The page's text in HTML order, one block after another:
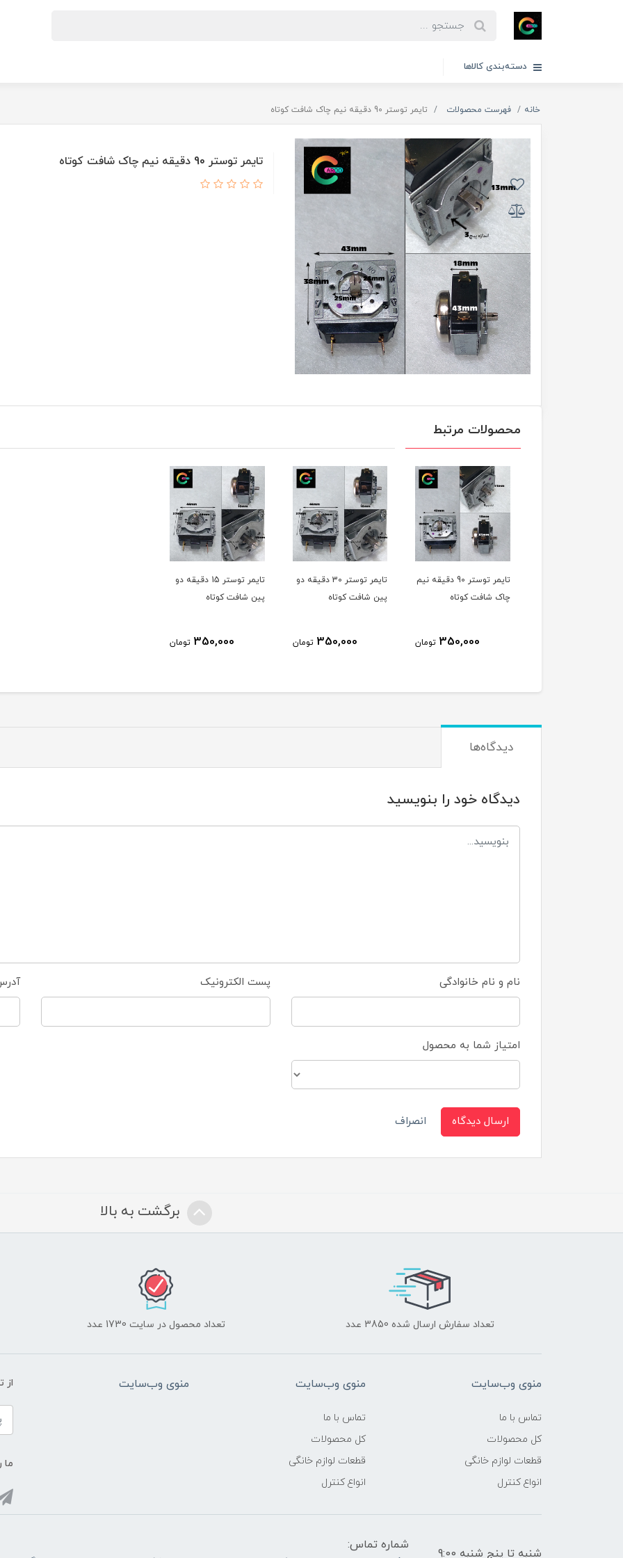
دسته‌بندی کالاها
خانه فهرست محصولات تایمر توستر 90 دقیقه نیم چاک شافت کوتاه
تایمر توستر 90 دقیقه نیم چاک شافت کوتاه
محصولات مرتبط
تایمر توستر 90 دقیقه نیم
چاک شافت کوتاه
350,000 تومان
تایمر توستر 30 دقیقه دو
پین شافت کوتاه
350,000 تومان
تایمر توستر 15 دقیقه دو
پین شافت کوتاه
350,000 تومان
دیدگاه‌ها
دیدگاه خود را بنویسید
نام و نام خانوادگی پست الکترونیک
امتیاز شما به محصول
ارسال دیدگاه انصراف
برگشت به بالا
تعداد سفارش ارسال شده 3850 عدد تعداد محصول در سایت 1730 عدد
منوی وب‌سایت
تماس با ما
کل محصولات
قطعات لوازم خانگی
انواع کنترل
منوی وب‌سایت
تماس با ما
کل محصولات
قطعات لوازم خانگی
انواع کنترل
منوی وب‌سایت از
ما
شنبه تا پنج شنبه 9:00
شماره تماس: